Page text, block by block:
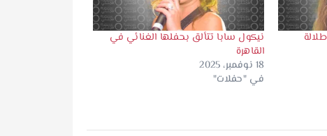
نيكول سابا تتألق بحفلها الغنائي في
القاهرة
18 نوفمبر، 2025
في "حفلات"